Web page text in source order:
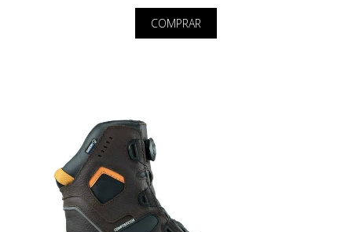
COMPRAR